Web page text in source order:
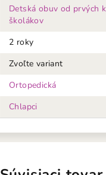
Detská obuv od prvých
školákov
2 roky
Zvoľte variant
Ortopedická
Chlapci